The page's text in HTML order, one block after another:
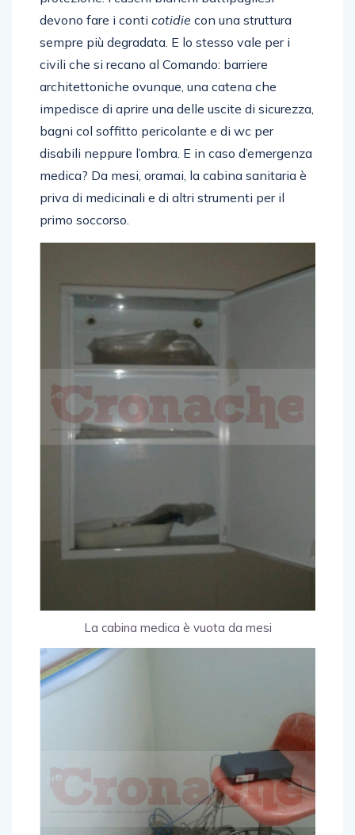
devono fare i conti cotidie con una struttura
sempre più degradata. E lo stesso vale per i
civili che si recano al Comando: barriere
architettoniche ovunque, una catena che
impedisce di aprire una delle uscite di sicurezza,
bagni col soffitto pericolante e di wc per
disabili neppure l’ombra. E in caso d’emergenza
medica? Da mesi, oramai, la cabina sanitaria è
priva di medicinali e di altri strumenti per il
primo soccorso.
La cabina medica è vuota da mesi